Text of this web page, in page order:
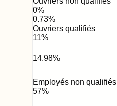
0%
0.73%
Ouvriers qualifiés
11%
14.98%
Employés non qualifiés
57%